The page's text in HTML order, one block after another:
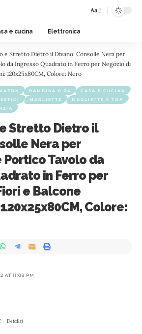
Aa
e cucina Elettronica
e Stretto Dietro il Divano: Consolle Nera per
da Ingresso Quadrato in Ferro per Negozio di
120x25x80CM, Colore: Nero
BAMBINA 0-24
CASA E CUCINA
MAGLIETTE
MAGLIETTE E TOP
Stretto Dietro il
Nera per
Portico Tavolo da
in Ferro per
e Balcone
Colore:
AT 11:09 PM
– Details)